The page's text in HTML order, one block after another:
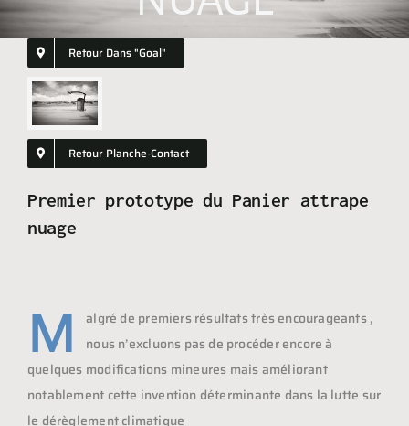
Shopping GIFT
Retour Dans "goal"
Retour Planche-Contact
Premier prototype du Panier attrape
nuage
M
algré de premiers résultats très encourageants ,
nous n’excluons pas de procéder encore à
quelques modifications mineures mais améliorant
notablement cette invention déterminante dans la lutte sur
le dérèglement climatique